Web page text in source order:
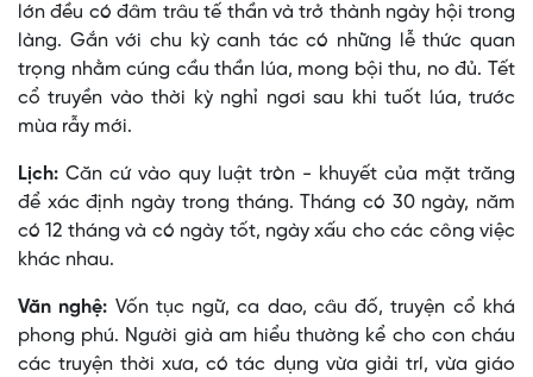
lớn đều có đâm trâu tế thần và trở thành ngày hội trong
làng. Gắn với chu kỳ canh tác có những lễ thức quan
trọng nhằm cúng cầu thần lúa, mong bội thu, no đủ. Tết
cổ truyền vào thời kỳ nghỉ ngơi sau khi tuốt lúa, trước
mùa rẫy mới.
Lịch: Căn cứ vào quy luật tròn - khuyết của mặt trăng
để xác định ngày trong tháng. Tháng có 30 ngày, năm
có 12 tháng và có ngày tốt, ngày xấu cho các công việc
khác nhau.
Văn nghệ: Vốn tục ngữ, ca dao, câu đố, truyện cổ khá
phong phú. Người già am hiểu thường kể cho con cháu
các truyện thời xưa, có tác dụng vừa giải trí, vừa giáo